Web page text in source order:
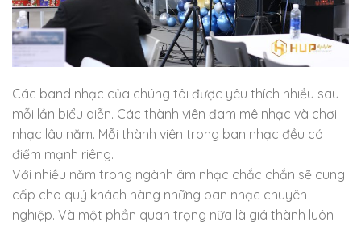
Các band nhạc của chúng tôi được yêu thích nhiều sau
mỗi lần biểu diễn. Các thành viên đam mê nhạc và chơi
nhạc lâu năm. Mỗi thành viên trong ban nhạc đều có
điểm mạnh riêng.
Với nhiều năm trong ngành âm nhạc chắc chắn sẽ cung
cấp cho quý khách hàng những ban nhạc chuyên
nghiệp. Và một phần quan trọng nữa là giá thành luôn